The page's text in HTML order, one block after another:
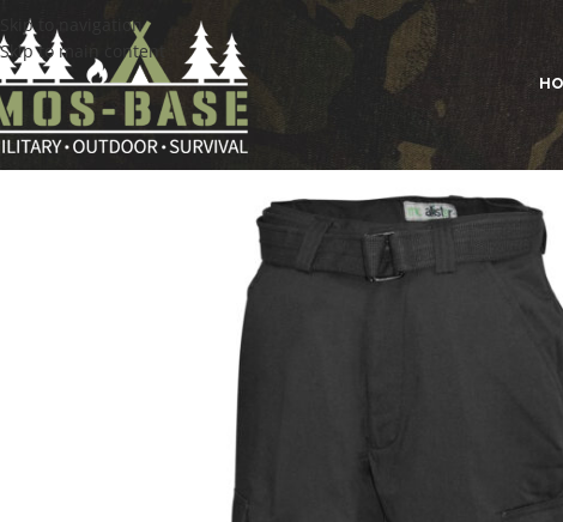
Skip to navigation
Skip to main content